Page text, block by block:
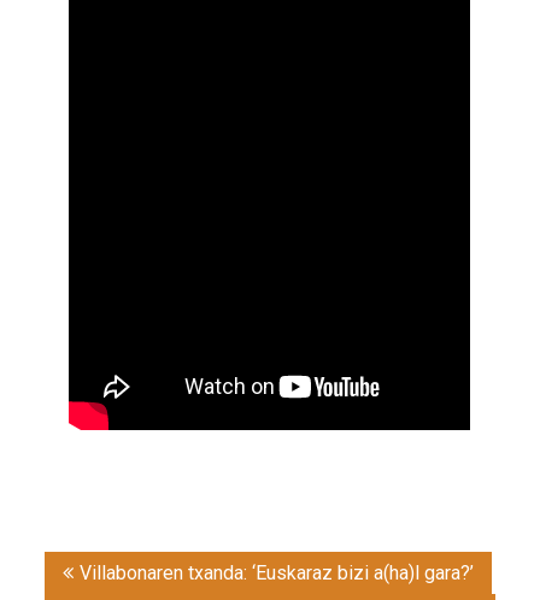
Post
navigation
Villabonaren txanda: ‘Euskaraz bizi a(ha)l gara?’